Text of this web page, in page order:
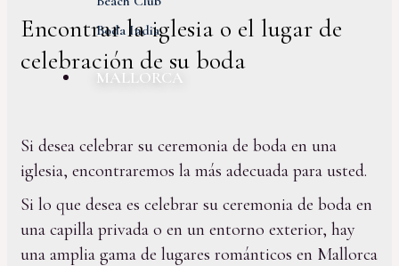
Boda India
MALLORCA
Encontrar la iglesia o el lugar de
celebración de su boda
Si desea celebrar su ceremonia de boda en una
iglesia, encontraremos la más adecuada para usted.
Si lo que desea es celebrar su ceremonia de boda en
una capilla privada o en un entorno exterior, hay
una amplia gama de lugares románticos en Mallorca